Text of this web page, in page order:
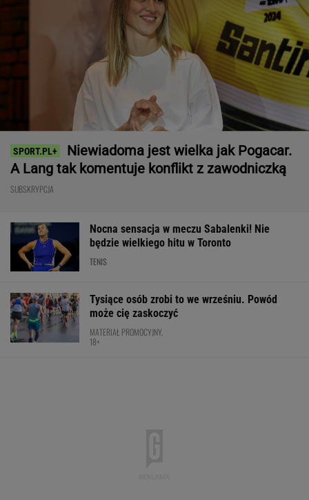
Niewiadoma jest wielka jak Pogacar.
A Lang tak komentuje konflikt z zawodniczką
SUBSKRYPCJA
Nocna sensacja w meczu Sabalenki! Nie
będzie wielkiego hitu w Toronto
TENIS
Tysiące osób zrobi to we wrześniu. Powód
może cię zaskoczyć
MATERIAŁ PROMOCYJNY,
18+